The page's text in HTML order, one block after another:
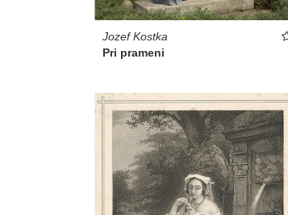
Jozef Kostka
Pri prameni